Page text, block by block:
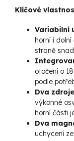
Klíčové
Variabilní
horní i
straně
otočení o
podle
Dva
výkonné
horní části
Dva
uchycení